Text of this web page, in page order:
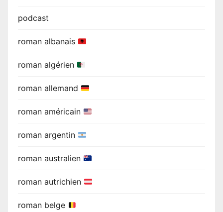
podcast
roman albanais
roman algérien
roman allemand
roman américain
roman argentin
roman australien
roman autrichien
roman belge